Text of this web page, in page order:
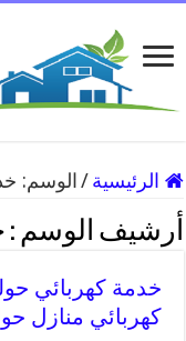
الرئيسية / الوسم:
أرشيف الوسم :
كهربائي منازل